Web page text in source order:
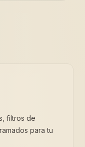
filtros de
para tu